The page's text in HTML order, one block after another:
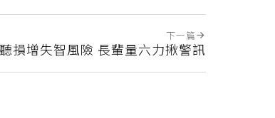
下一篇
聽損增失智風險 長輩量六力揪警訊